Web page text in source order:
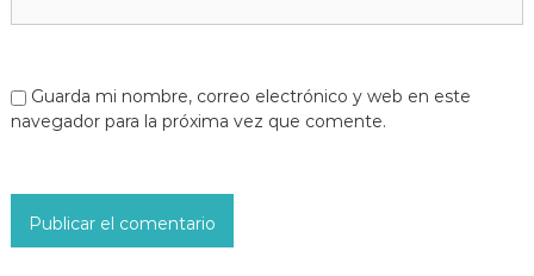
Guarda mi nombre, correo electrónico y web en este
navegador para la próxima vez que comente.